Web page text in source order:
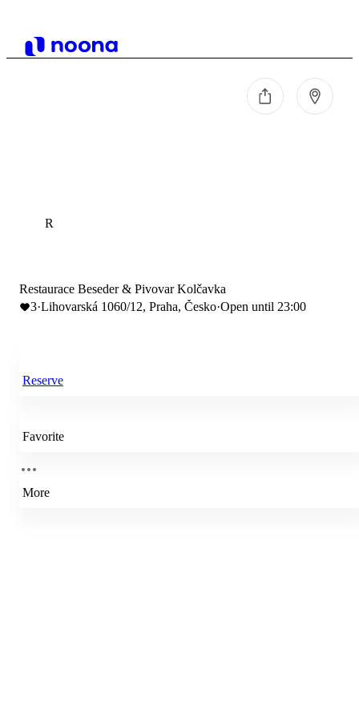
R
Restaurace Beseder & Pivovar Kolčavka
3·Lihovarská 1060/12, Praha, Česko·Open until 23:00
Reserve
Favorite
More